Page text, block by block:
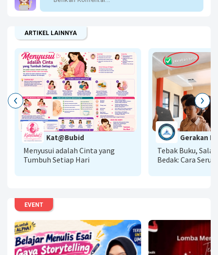
ARTIKEL LAINNYA
Kat@Bubid
Menyusui adalah Cinta yang
Tumbuh Setiap Hari
Gerakan
Tebak Buku,
Bedak: Cara Seru
EVENT